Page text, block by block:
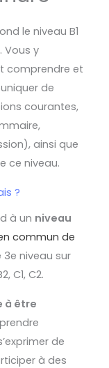
le niveau B1
Vous y
comprendre et
de
courantes,
ainsi que
ce niveau.
?
à un niveau
commun de
3e niveau sur
C1, C2.
à être
de
à des